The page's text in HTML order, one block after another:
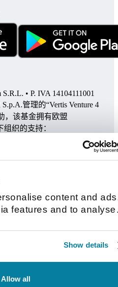
content and
features and to analyse
social media,
who may combine it with
Show details
Allow all
• P. IVA 14104111001
管理的“Vertis Venture 4
，该基金拥有欧盟
组织的支持：